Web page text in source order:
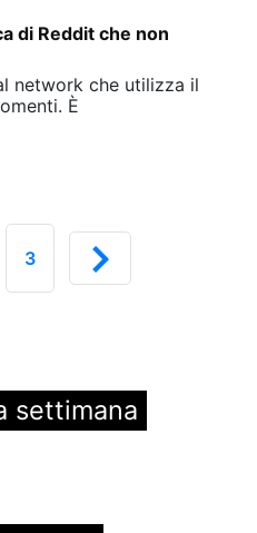
di Reddit che non
network che utilizza il
È
3
settimana